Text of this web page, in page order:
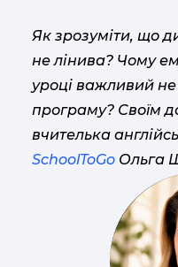
Як зрозуміти, що
не лінива? Чому
уроці важливий
програму? Своїм
вчителька
SchoolToGo Ольга